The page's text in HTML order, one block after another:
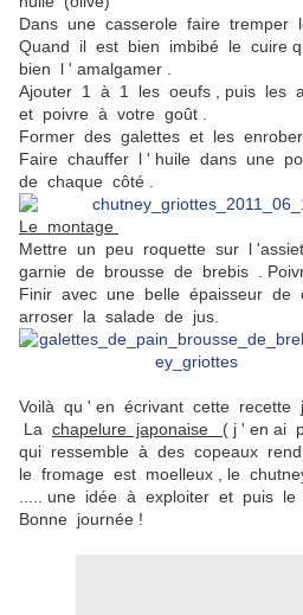
Dans une casserole faire tremper
Quand il est bien imbibé le cuire
bien l ' amalgamer .
Ajouter 1 à 1 les oeufs , puis les
et poivre à votre goût .
Former des galettes et les enrober
Faire chauffer l ' huile dans une
de chaque côté .
Le montage
Mettre un peu roquette sur l
garnie de brousse de brebis .
Finir avec une belle épaisseur de
arroser la salade de jus.
Voilà qu ' en écrivant cette recette
La chapelure japonaise ( j ' en ai
qui ressemble à des copeaux rend
le fromage est moelleux , le
..... une idée à exploiter et puis
Bonne journée !